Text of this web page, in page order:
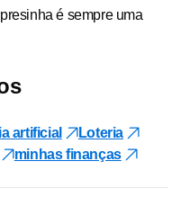
é sempre uma
artificial
Loteria
minhas finanças